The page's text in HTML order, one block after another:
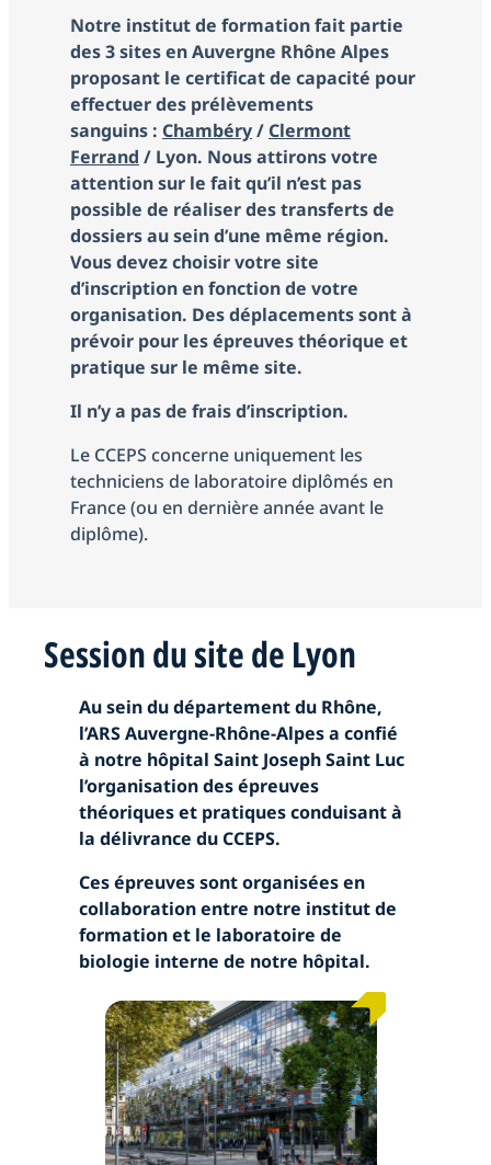
Notre institut de formation fait partie
des 3 sites en Auvergne Rhône Alpes
proposant le certificat de capacité pour
effectuer des prélèvements
sanguins : Chambéry/ Clermont
Ferrand / Lyon. Nous attirons votre
attention sur le fait qu’il n’est pas
possible de réaliser des transferts de
dossiers au sein d’une même région.
Vous devez choisir votre site
d’inscription en fonction de votre
organisation. Des déplacements sont à
prévoir pour les épreuves théorique et
pratique sur le même site.
Il n’y a pas de frais d’inscription.
Le CCEPS concerne uniquement les
techniciens de laboratoire diplômés en
France (ou en dernière année avant le
diplôme).
Session du site de Lyon
Au sein du département du Rhône,
l’ARS Auvergne-Rhône-Alpes a confié
à notre hôpital Saint Joseph Saint Luc
l’organisation des épreuves
théoriques et pratiques conduisant à
la délivrance du CCEPS.
Ces épreuves sont organisées en
collaboration entre notre institut de
formation et le laboratoire de
biologie interne de notre hôpital.